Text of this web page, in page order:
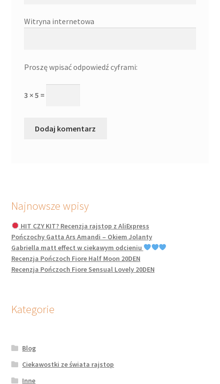
Witryna internetowa
Proszę wpisać odpowiedź cyframi:
3 × 5 =
Najnowsze wpisy
HIT CZY KIT? Recenzja rajstop z AliExpress
Pończochy Gatta Ars Amandi – Okiem Jolanty
Gabriella matt effect w ciekawym odcieniu
Recenzja Pończoch Fiore Half Moon 20DEN
Recenzja Pończoch Fiore Sensual Lovely 20DEN
Kategorie
Blog
Ciekawostki ze świata rajstop
Inne